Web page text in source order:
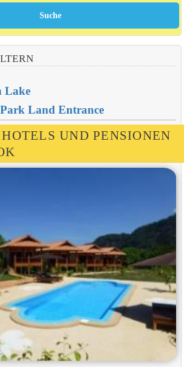
Lake
Land Entrance
UND PENSIONEN